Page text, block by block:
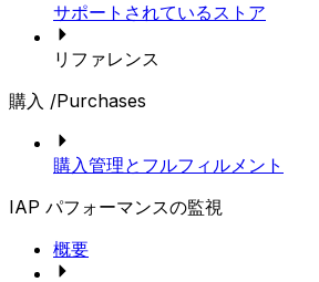
サポートされているストア
リファレンス
購入 /Purchases
購入管理とフルフィルメント
IAP パフォーマンスの監視
概要